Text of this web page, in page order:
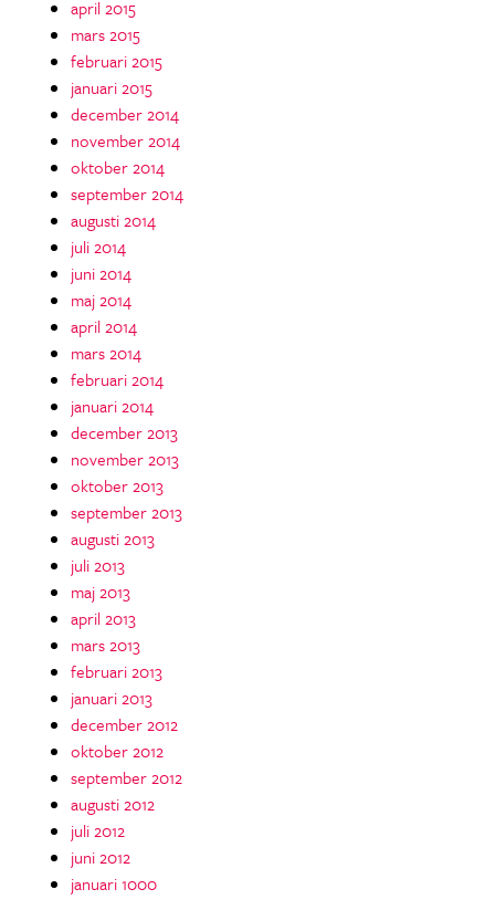
april 2015
mars 2015
februari 2015
januari 2015
december 2014
november 2014
oktober 2014
september 2014
augusti 2014
juli 2014
juni 2014
maj 2014
april 2014
mars 2014
februari 2014
januari 2014
december 2013
november 2013
oktober 2013
september 2013
augusti 2013
juli 2013
maj 2013
april 2013
mars 2013
februari 2013
januari 2013
december 2012
oktober 2012
september 2012
augusti 2012
juli 2012
juni 2012
januari 1000